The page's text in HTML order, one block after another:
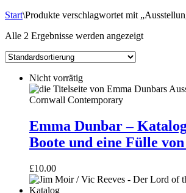
Start\Produkte verschlagwortet mit
Alle 2 Ergebnisse werden angezeigt
Nicht vorrätig
Dunbar
–
Katalog
Boote
und
eine
Emma Dunbar –
Boote und eine Fülle
£10.00